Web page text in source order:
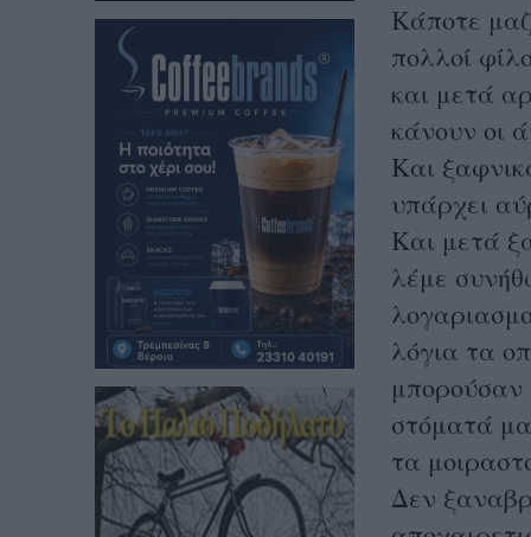
Κάποτε
πολλοί
και μετά
κάνουν οι
Και
υπάρχει
Και μετά
λέμε
λόγια τα
στόματά
τα
Δεν